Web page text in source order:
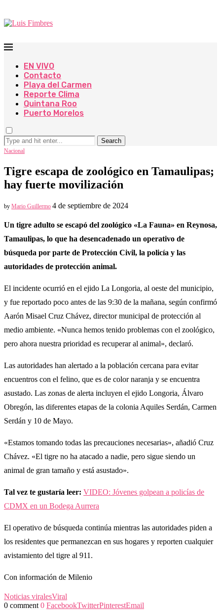
EN VIVO
Contacto
Playa del Carmen
Reporte Clima
Quintana Roo
Puerto Morelos
Search
Nacional
Tigre escapa de zoológico en Tamaulipas;
hay fuerte movilización
by Mario Guillermo 4 de septiembre de 2024
Un tigre adulto se escapó del zoológico «La Fauna» en Reynosa,
Tamaulipas, lo que ha desencadenado un operativo de
búsqueda por parte de Protección Civil, la policía y las
autoridades de protección animal.
El incidente ocurrió en el ejido La Longoria, al oeste del municipio,
y fue reportado poco antes de las 9:30 de la mañana, según confirmó
Aarón Misael Cruz Chávez, director municipal de protección al
medio ambiente. «Nunca hemos tenido problemas con el zoológico,
pero ahora nuestra prioridad es recuperar al animal», declaró.
Las autoridades han alertado a la población cercana para evitar
encuentros con el felino, que es de color naranja y se encuentra
asustado. Las zonas de alerta incluyen el ejido Longoria, Álvaro
Obregón, las diferentes etapas de la colonia Aquiles Serdán, Carmen
Serdán y 10 de Mayo.
«Estamos tomando todas las precauciones necesarias», añadió Cruz
Chávez. «El tigre no ha atacado a nadie, pero sigue siendo un
animal de gran tamaño y está asustado».
Tal vez te gustaría leer: VIDEO: Jóvenes golpean a policías de
CDMX en un Bodega Aurrera
El operativo de búsqueda continúa mientras las autoridades piden a
los residentes que permanezcan en sus hogares y reporten cualquier
avistamiento del tigre al 911.
Con información de Milenio
Noticias viralesViral
0 comment 0 FacebookTwitterPinterestEmail